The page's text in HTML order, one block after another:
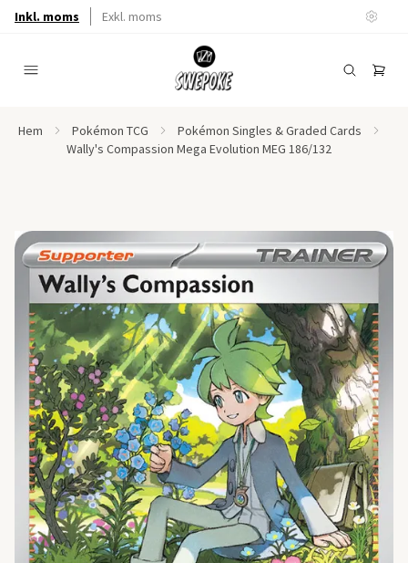
Inkl. moms Exkl. moms
Hem Pokémon TCG
Pokémon Singles & Graded Cards
Wally's Compassion Mega Evolution MEG 186/132